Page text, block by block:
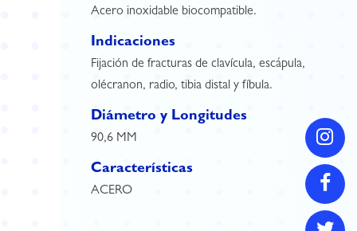
Acero inoxidable biocompatible.
Indicaciones
Fijación de fracturas de clavícula, escápula,
olécranon, radio, tibia distal y fíbula.
Diámetro y Longitudes
90,6 MM
Características
ACERO